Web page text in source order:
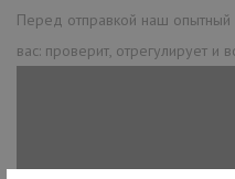
Перед отправкой наш опытный
вас: проверит, отрегулирует и